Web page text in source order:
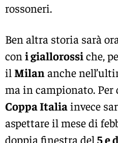
rossoneri.
Ben altra storia sarà
con i giallorossiche,
il Milananche
ma in campionato.
Coppa Italiainvece
aspettare il mese di
doppia finestra del 5 e